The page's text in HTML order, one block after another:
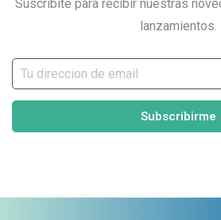
Suscribite para recibir nuestras
lanzamientos.
Subscribirme